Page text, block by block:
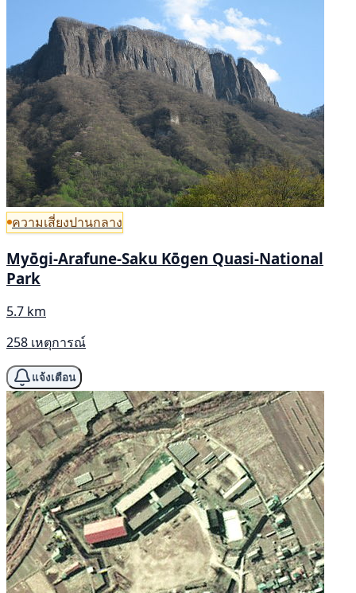
ความเสี่ยงปานกลาง
Myōgi-Arafune-Saku Kōgen Quasi-National
Park
5.7 km
258 เหตุการณ์
แจ้งเตือน